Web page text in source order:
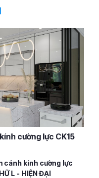
cường lực CK15
cánh kính cường lực
L - HIỆN ĐẠI